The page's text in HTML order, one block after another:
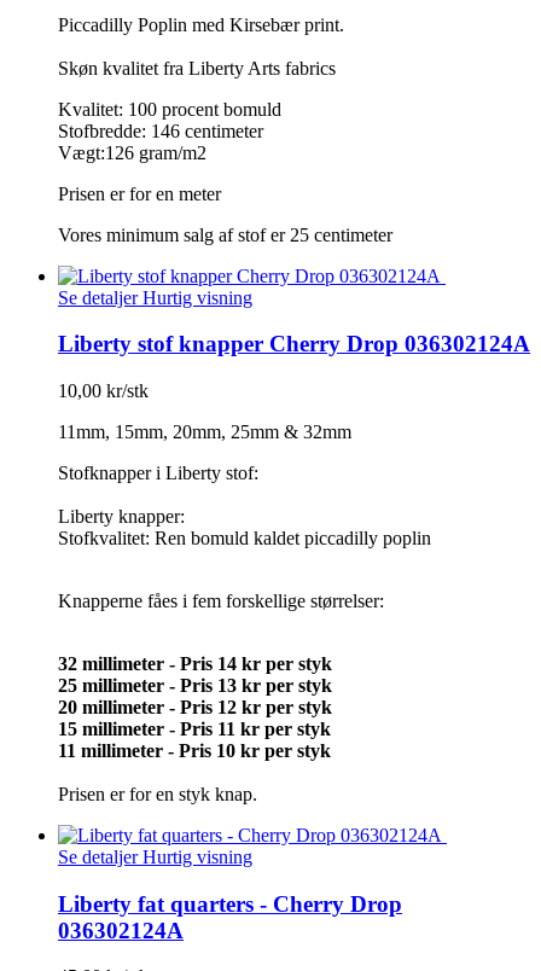
Piccadilly Poplin med Kirsebær print.
Skøn kvalitet fra Liberty Arts fabrics
Kvalitet: 100 procent bomuld
Stofbredde: 146 centimeter
Vægt:126 gram/m2
Prisen er for en meter
Vores minimum salg af stof er 25 centimeter
Se detaljerHurtig visning
Liberty stof knapper Cherry Drop 036302124A
10,00 kr/stk
11mm, 15mm, 20mm, 25mm & 32mm
Stofknapper i Liberty stof:
Liberty knapper:
Stofkvalitet: Ren bomuld kaldet piccadilly poplin
Knapperne fåes i fem forskellige størrelser:
32 millimeter - Pris 14 kr per styk
25 millimeter - Pris 13 kr per styk
20 millimeter - Pris 12 kr per styk
15 millimeter - Pris 11 kr per styk
11 millimeter - Pris 10 kr per styk
Prisen er for en styk knap.
Se detaljerHurtig visning
Liberty fat quarters - Cherry Drop
036302124A